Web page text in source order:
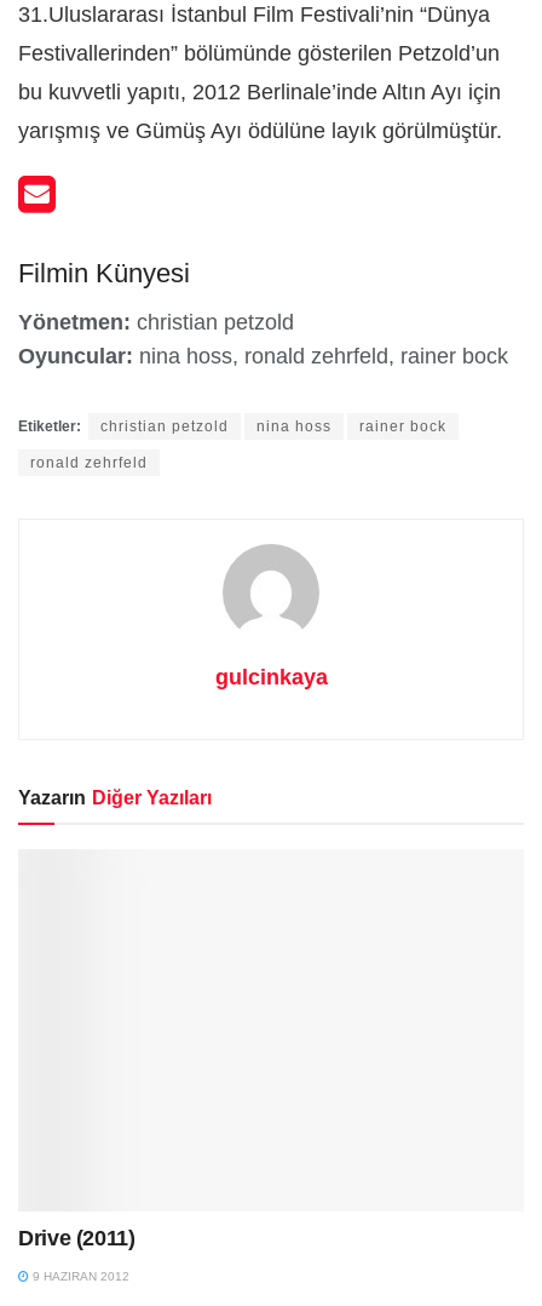
31.Uluslararası İstanbul Film Festivali’nin “Dünya
Festivallerinden” bölümünde gösterilen Petzold’un
bu kuvvetli yapıtı, 2012 Berlinale’inde Altın Ayı için
yarışmış ve Gümüş Ayı ödülüne layık görülmüştür.
Filmin Künyesi
Yönetmen: christian petzold
Oyuncular: nina hoss, ronald zehrfeld, rainer bock
Etiketler: christian petzold nina hoss rainer bock
ronald zehrfeld
gulcinkaya
Yazarın Diğer Yazıları
Drive (2011)
9 HAZIRAN 2012